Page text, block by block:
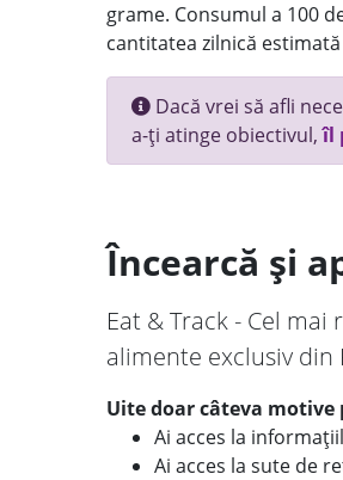
grame. Consumul a 100
cantitatea zilnică
Dacă vrei să afli
a-ți atinge obiectivul,îl
Încearcă și
Eat & Track - Cel
alimente exclusiv din
Uite doar câteva
Ai acces la
Ai acces la sute de